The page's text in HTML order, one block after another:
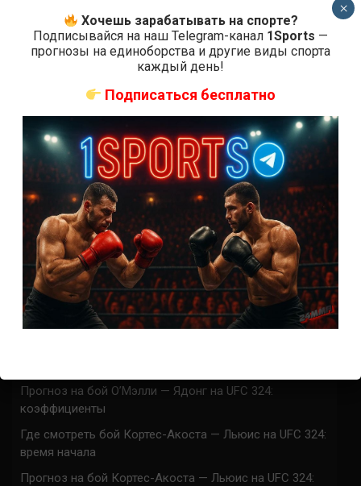
СВЕЖИЕ ЗАПИСИ
ACA 200 прямая трансляция
Марафон боев UFC 325 прямая трансляция
UFC 324 прямая трансляция
Марафон боев UFC 324 прямая трансляция
Где смотреть бой Гэтжи — Пимблетт на UFC 324:
время начала
Где смотреть бой О’Мэлли — Ядонг на UFC 324: время
Прогноз на бой О’Мэлли — Ядонг на UFC 324:
коэффициенты
Где смотреть бой Кортес-Акоста — Льюис на UFC 324:
время начала
Прогноз на бой Кортес-Акоста — Льюис на UFC 324:
Хочешь зарабатывать на спорте?
Подписывайся на наш Telegram-канал 1Sports —
прогнозы на единоборства и другие виды спорта
каждый день!
Подписаться бесплатно
×